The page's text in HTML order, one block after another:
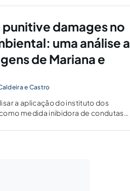
damages no
uma análise a
de Mariana e
e Castro
a aplicação do instituto dos
medida inibidora de condutas